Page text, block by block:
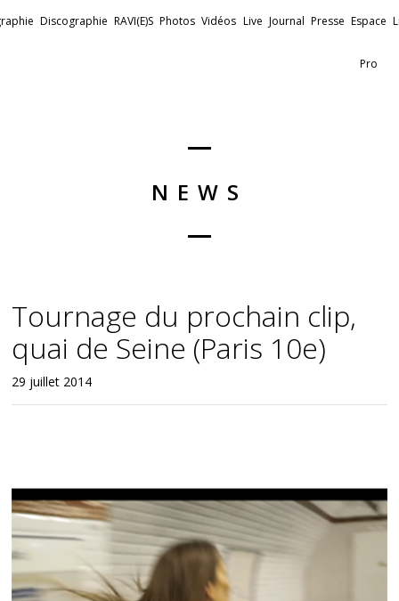
Discographie RAVI(E)S Photos Vidéos Live Journal Presse Espace
Pro
NEWS
Tournage du prochain clip,
quai de Seine (Paris 10e)
29 juillet 2014